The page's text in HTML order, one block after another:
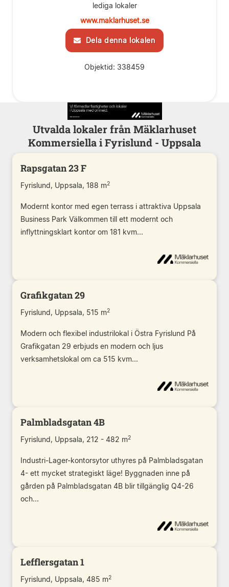
lediga lokaler
www.maklarhuset.se
Dela denna lokalen
Objektid: 338459
Utvalda lokaler från Mäklarhuset
Kommersiella i Fyrislund - Uppsala
Rapsgatan 23 F
Fyrislund, Uppsala, 188 m2
Modernt kontor med egen terrass i attraktiva Uppsala
Business Park Välkommen till ett modernt och
inflyttningsklart kontor om 181 kvm...
Grafikgatan 29
Fyrislund, Uppsala, 515 m2
Modern och flexibel industrilokal i Östra Fyrislund På
Grafikgatan 29 erbjuds en modern och ljus
verksamhetslokal om ca 515 kvm...
Palmbladsgatan 4B
Fyrislund, Uppsala, 212 - 482 m2
Industri-Lager-kontorsytor uthyres på Palmbladsgatan
4- ett mycket strategiskt läge! Byggnaden inne på
gården på Palmbladsgatan 4B blir tillgänglig Q4-26
och...
Lefflersgatan 1
Fyrislund, Uppsala, 485 m2